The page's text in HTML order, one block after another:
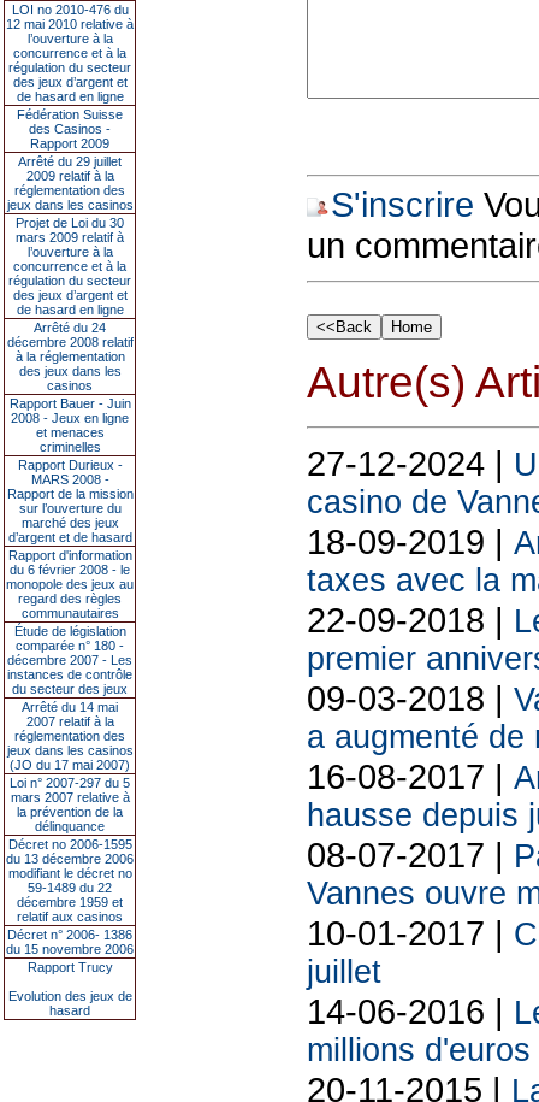
LOI no 2010-476 du
12 mai 2010 relative à
l’ouverture à la
concurrence et à la
régulation du secteur
des jeux d’argent et
de hasard en ligne
Fédération Suisse
des Casinos -
Rapport 2009
Arrêté du 29 juillet
2009 relatif à la
réglementation des
jeux dans les casinos
Projet de Loi du 30
mars 2009 relatif à
l’ouverture à la
concurrence et à la
régulation du secteur
des jeux d’argent et
de hasard en ligne
Arrêté du 24
décembre 2008 relatif
à la réglementation
des jeux dans les
casinos
Rapport Bauer - Juin
2008 - Jeux en ligne
et menaces
criminelles
Rapport Durieux -
MARS 2008 -
Rapport de la mission
sur l’ouverture du
marché des jeux
d’argent et de hasard
Rapport d'information
du 6 février 2008 - le
monopole des jeux au
regard des règles
communautaires
Étude de législation
comparée n° 180 -
décembre 2007 - Les
instances de contrôle
du secteur des jeux
Arrêté du 14 mai
2007 relatif à la
réglementation des
jeux dans les casinos
(JO du 17 mai 2007)
Loi n° 2007-297 du 5
mars 2007 relative à
la prévention de la
délinquance
Décret no 2006-1595
du 13 décembre 2006
modifiant le décret no
59-1489 du 22
décembre 1959 et
relatif aux casinos
Décret n° 2006- 1386
du 15 novembre 2006
Rapport Trucy
Evolution des jeux de
hasard
S'inscrire
un
Autre(s)
27-12-2024 |
casino de
18-09-2019 |
taxes avec la
22-09-2018 |
premier
09-03-2018 |
a augmenté de
16-08-2017 |
hausse depuis
08-07-2017 |
Vannes ouvre
10-01-2017 |
juillet
14-06-2016 |
millions
20-11-2015 |